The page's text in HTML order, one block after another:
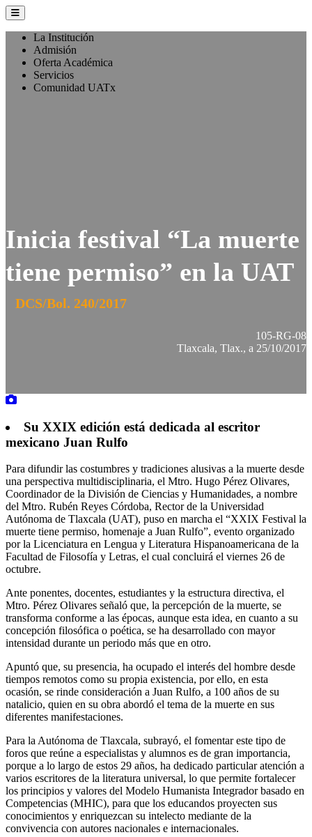
La Institución
Admisión
Oferta Académica
Servicios
Comunidad UATx
Inicia festival “La muerte
tiene permiso” en la UAT
DCS/Bol. 240/2017
105-RG-08
Tlaxcala, Tlax., a 25/10/2017
Su XXIX edición está dedicada al escritor
mexicano Juan Rulfo
Para difundir las costumbres y tradiciones alusivas a la muerte desde
una perspectiva multidisciplinaria, el Mtro. Hugo Pérez Olivares,
Coordinador de la División de Ciencias y Humanidades, a nombre
del Mtro. Rubén Reyes Córdoba, Rector de la Universidad
Autónoma de Tlaxcala (UAT), puso en marcha el “XXIX Festival la
muerte tiene permiso, homenaje a Juan Rulfo”, evento organizado
por la Licenciatura en Lengua y Literatura Hispanoamericana de la
Facultad de Filosofía y Letras, el cual concluirá el viernes 26 de
octubre.
Ante ponentes, docentes, estudiantes y la estructura directiva, el
Mtro. Pérez Olivares señaló que, la percepción de la muerte, se
transforma conforme a las épocas, aunque esta idea, en cuanto a su
concepción filosófica o poética, se ha desarrollado con mayor
intensidad durante un periodo más que en otro.
Apuntó que, su presencia, ha ocupado el interés del hombre desde
tiempos remotos como su propia existencia, por ello, en esta
ocasión, se rinde consideración a Juan Rulfo, a 100 años de su
natalicio, quien en su obra abordó el tema de la muerte en sus
diferentes manifestaciones.
Para la Autónoma de Tlaxcala, subrayó, el fomentar este tipo de
foros que reúne a especialistas y alumnos es de gran importancia,
porque a lo largo de estos 29 años, ha dedicado particular atención a
varios escritores de la literatura universal, lo que permite fortalecer
los principios y valores del Modelo Humanista Integrador basado en
Competencias (MHIC), para que los educandos proyecten sus
conocimientos y enriquezcan su intelecto mediante de la
convivencia con autores nacionales e internacionales.